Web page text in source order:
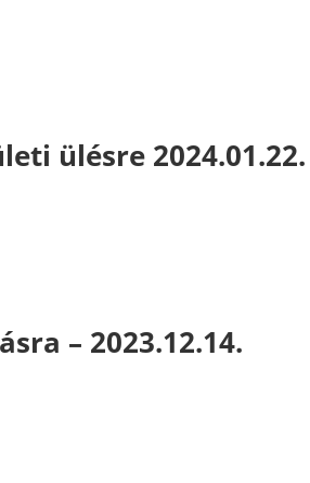
ülésre 2024.01.22.
– 2023.12.14.